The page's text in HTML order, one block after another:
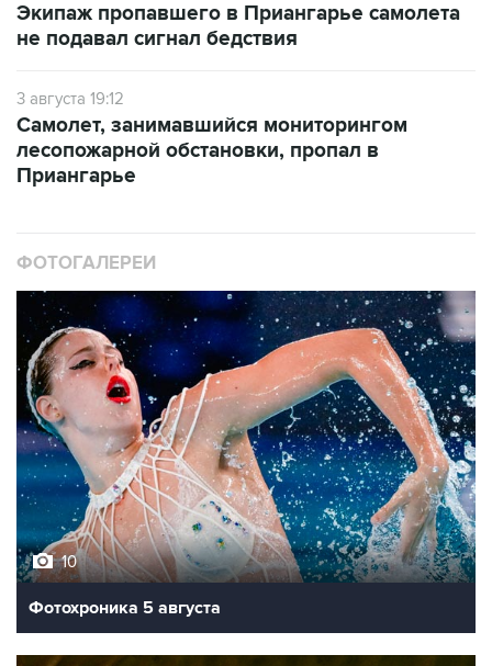
Экипаж пропавшего в Приангарье самолета
не подавал сигнал бедствия
3 августа 19:12
Самолет, занимавшийся мониторингом
лесопожарной обстановки, пропал в
Приангарье
ФОТОГАЛЕРЕИ
10
Фотохроника 5 августа